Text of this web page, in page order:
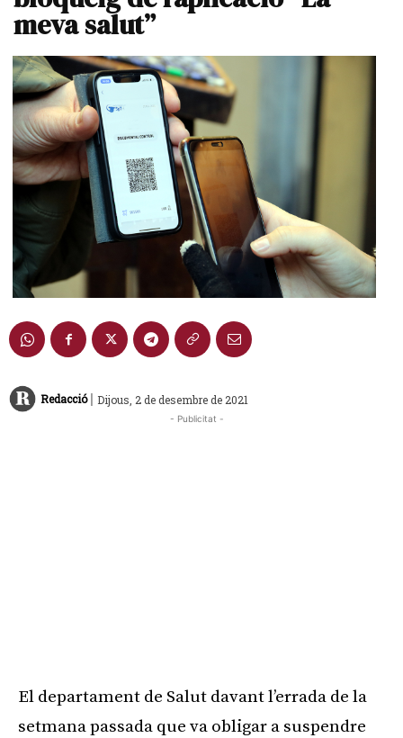
meva salut”
Redacció | Dijous, 2 de desembre de 2021
- Publicitat -
El departament de Salut davant l’errada de la
setmana passada que va obligar a suspendre